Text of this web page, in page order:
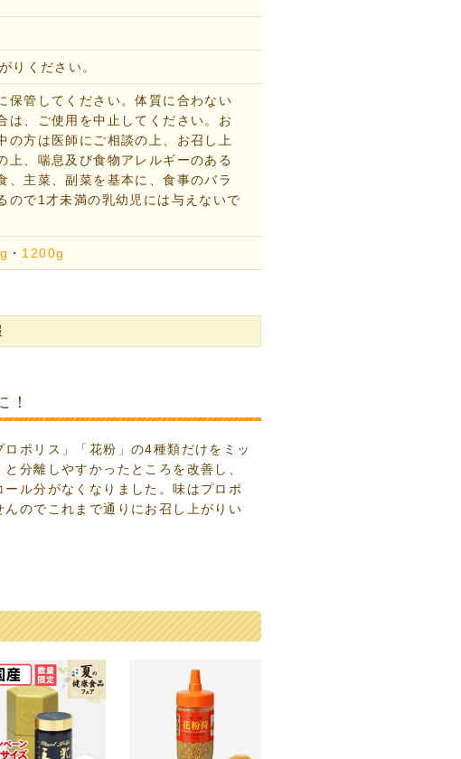
りください。
保管してください。体質に合わない
は、ご使用を中止してください。お
の方は医師にご相談の上、お召し上
上、喘息及び食物アレルギーのある
、主菜、副菜を基本に、食事のバラ
ので1才未満の乳幼児には与えないで
・ 1200g
！
ポリス」「花粉」の4種類だけをミッ
分離しやすかったところを改善し、
ル分がなくなりました。味はプロポ
のでこれまで通りにお召し上がりい